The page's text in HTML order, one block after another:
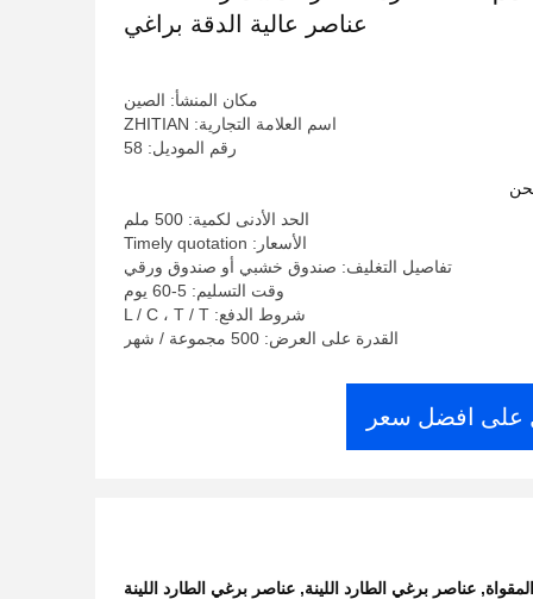
عناصر عالية الدقة براغي
مكان المنشأ: الصين
اسم العلامة التجارية: ZHITIAN
رقم الموديل: 58
الحد الأدنى لكمية: 500 ملم
الأسعار: Timely quotation
تفاصيل التغليف: صندوق خشبي أو صندوق ورقي
وقت التسليم: 5-60 يوم
شروط الدفع: L / C ، T / T
القدرة على العرض: 500 مجموعة / شهر
على افضل سعر
, عناصر برغي الطارد اللينة, عناصر برغي الطارد اللينة